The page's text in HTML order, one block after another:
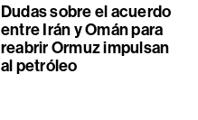
Dudas sobre el acuerdo
entre Irán y Omán para
reabrir Ormuz impulsan
al petróleo